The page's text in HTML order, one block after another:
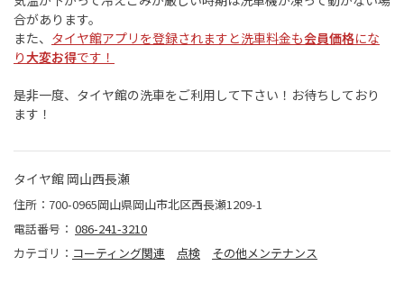
合があります。
また、 タイヤ館アプリを登録されますと洗車料金も会員価格にな
り大変お得です！
是非一度、タイヤ館の洗車をご利用して下さい！お待ちしており
ます！
タイヤ館 岡山西長瀬
住所：700-0965岡山県岡山市北区西長瀬1209-1
電話番号： 086-241-3210
カテゴリ： コーティング関連 点検 その他メンテナンス